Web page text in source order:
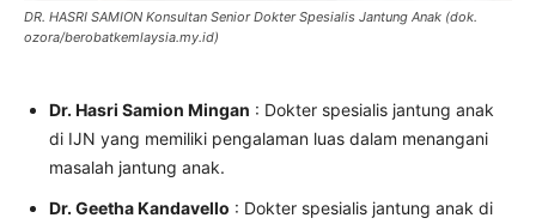
DR. HASRI SAMION Konsultan Senior Dokter Spesialis Jantung Anak (dok.
ozora/berobatkemlaysia.my.id)
Dr. Hasri Samion Mingan : Dokter spesialis jantung anak
di IJN yang memiliki pengalaman luas dalam menangani
masalah jantung anak.
Dr. Geetha Kandavello : Dokter spesialis jantung anak di